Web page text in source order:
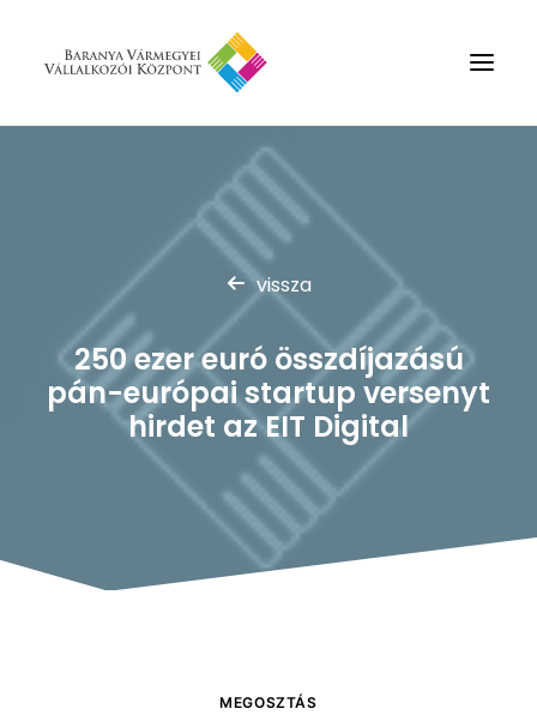
Rólunk
Szolgáltatások
Hírek
Partnerek
Kapcsolat
Keresés
vissza
250 ezer euró összdíjazású
pán-európai startup versenyt
hirdet az EIT Digital
MEGOSZTÁS